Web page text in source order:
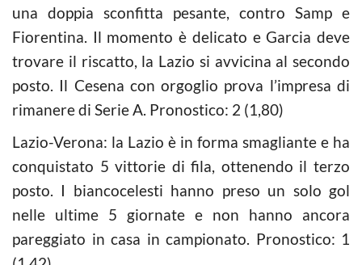
una doppia sconfitta pesante, contro Samp e
Fiorentina. Il momento è delicato e Garcia deve
trovare il riscatto, la Lazio si avvicina al secondo
posto. Il Cesena con orgoglio prova l’impresa di
rimanere di Serie A. Pronostico: 2 (1,80)
Lazio-Verona: la Lazio è in forma smagliante e ha
conquistato 5 vittorie di fila, ottenendo il terzo
posto. I biancocelesti hanno preso un solo gol
nelle ultime 5 giornate e non hanno ancora
pareggiato in casa in campionato. Pronostico: 1